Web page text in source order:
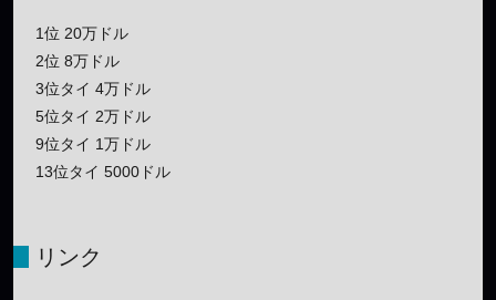
1位 20万ドル
2位 8万ドル
3位タイ 4万ドル
5位タイ 2万ドル
9位タイ 1万ドル
13位タイ 5000ドル
リンク